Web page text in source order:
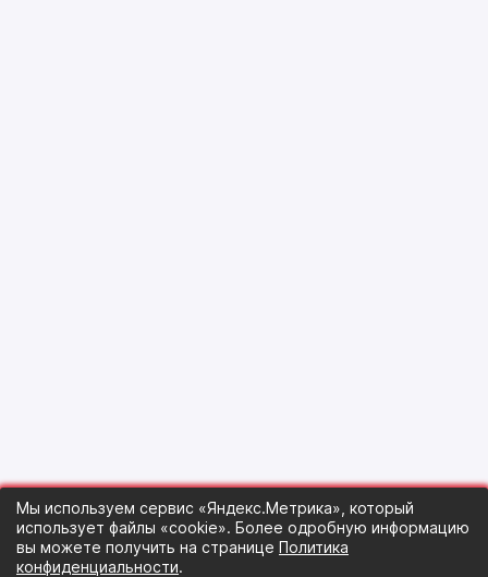
Мы используем сервис «Яндекс.Метрика», который
использует файлы «cookie». Более одробную информацию
вы можете получить на странице Политика
конфиденциальности.